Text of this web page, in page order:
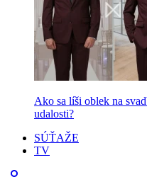
Ako sa líši oblek na
udalosti?
SÚŤAŽE
TV